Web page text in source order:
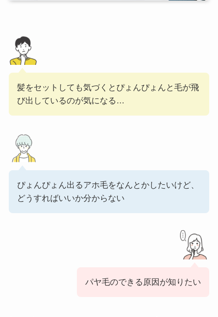
髪をセットしても気づくとぴょんぴょんと毛が飛
び出しているのが気になる…
ぴょんぴょん出るアホ毛をなんとかしたいけど、
どうすればいいか分からない
パヤ毛のできる原因が知りたい